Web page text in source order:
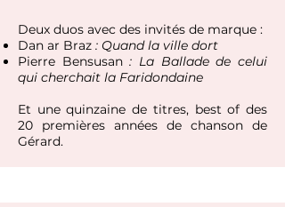
Deux duos avec des invités de marque :
Dan ar Braz ​ : Quand la ville dort
Pierre Bensusan​ : La Ballade de celui
qui cherchait la Faridondaine
Et une quinzaine de titres, best of des
20 premières années de chanson de
Gérard.